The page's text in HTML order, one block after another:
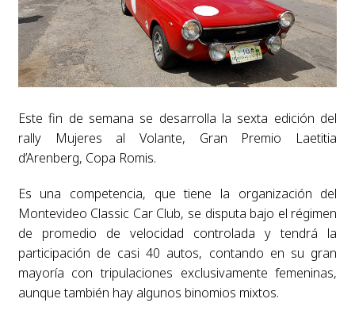
Este fin de semana se desarrolla la sexta edición del
rally Mujeres al Volante, Gran Premio Laetitia
d’Arenberg, Copa Romis.
Es una competencia, que tiene la organización del
Montevideo Classic Car Club, se disputa bajo el régimen
de promedio de velocidad controlada y tendrá la
participación de casi 40 autos, contando en su gran
mayoría con tripulaciones exclusivamente femeninas,
aunque también hay algunos binomios mixtos.